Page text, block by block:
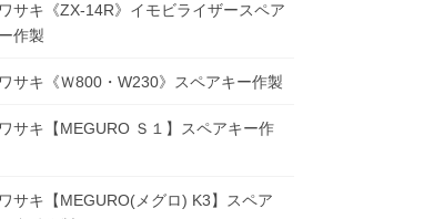
サキ《ZX-14R》イモビライザースペア
作製
サキ《Ｗ800・W230》スペアキー作製
サキ【MEGURO Ｓ１】スペアキー作
サキ【MEGURO(メグロ) K3】スペア